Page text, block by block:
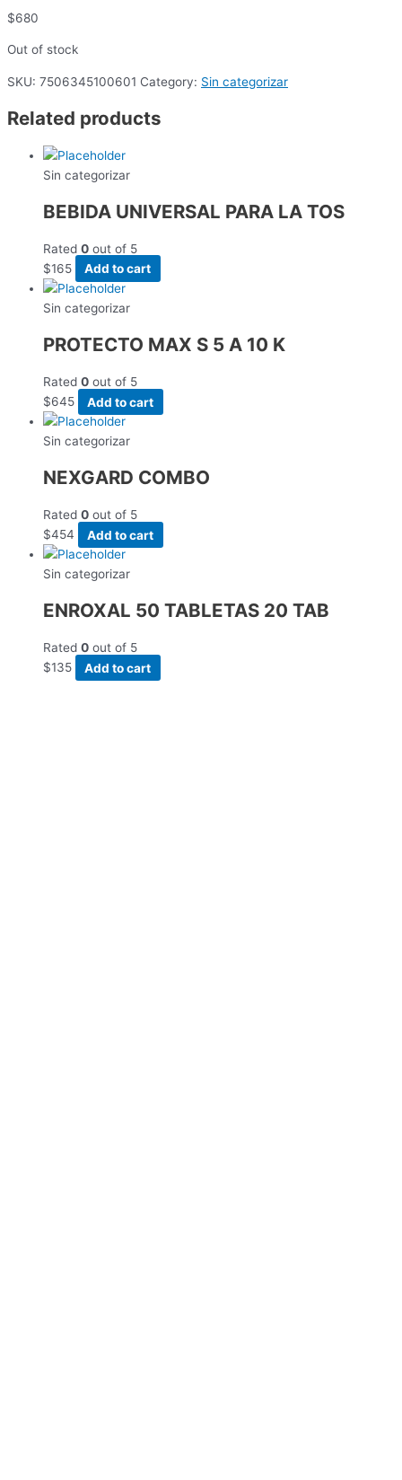
$680
Out of stock
SKU: 7506345100601 Category: Sin categorizar
Related products
Sin categorizar
BEBIDA UNIVERSAL PARA LA TOS
Rated 0 out of 5
$165 Add to cart
Sin categorizar
PROTECTO MAX S 5 A 10 K
Rated 0 out of 5
$645 Add to cart
Sin categorizar
NEXGARD COMBO
Rated 0 out of 5
$454 Add to cart
Sin categorizar
ENROXAL 50 TABLETAS 20 TAB
Rated 0 out of 5
$135 Add to cart